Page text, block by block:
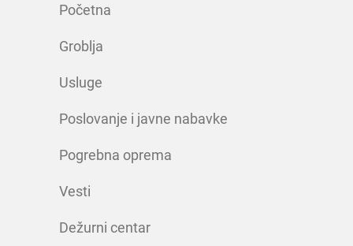
Početna
Groblja
Usluge
Poslovanje i javne nabavke
Pogrebna oprema
Vesti
Dežurni centar